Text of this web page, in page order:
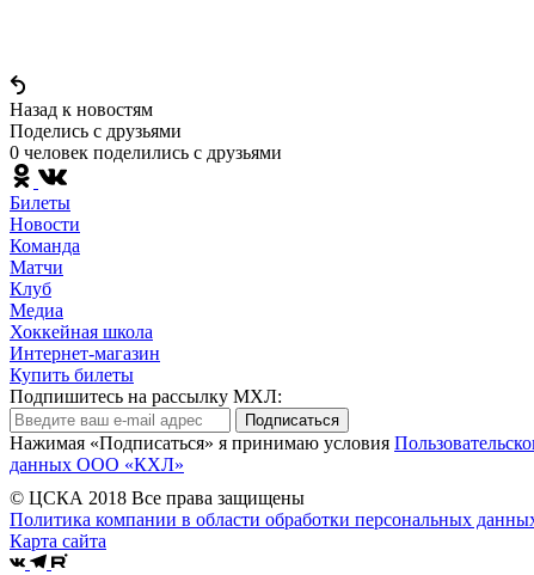
Назад к новостям
Поделись c друзьями
0 человек поделились c друзьями
Билеты
Новости
Команда
Матчи
Клуб
Медиа
Хоккейная школа
Интернет-магазин
Купить билеты
Подпишитесь на рассылку МХЛ:
Подписаться
Нажимая «Подписаться» я принимаю условия
данных ООО «КХЛ»
© ЦСКА 2018 Все права защищены
Политика компании в области обработки персональных
Карта сайта